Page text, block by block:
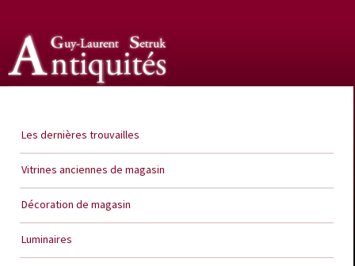
Les dernières trouvailles
Vitrines anciennes de magasin
Décoration de magasin
Luminaires